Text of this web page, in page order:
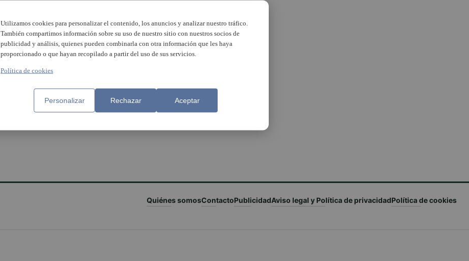
Quiénes somosContactoPublicidadAviso legal y Política de privacidadPolítica de cookies
Utilizamos cookies para personalizar el contenido, los anuncios y analizar nuestro tráfico.
También compartimos información sobre su uso de nuestro sitio con nuestros socios de
publicidad y análisis, quienes pueden combinarla con otra información que les haya
proporcionado o que hayan recopilado a partir del uso de sus servicios.
Política de cookies
Personalizar Rechazar Aceptar